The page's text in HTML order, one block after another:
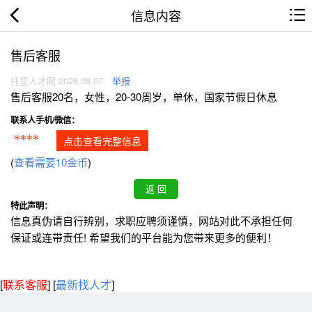
信息内容
售后客服
托里人才网 2026.08.07 举报
售后客服20名，女性，20-30周岁，单休，国家节假日休息
联系人手机/微信：
**** 点击查看完整信息
(查看需要10金币)
特此声明：
信息真伪请自行辨别，求职应聘须谨慎，网站对此不承担任何
保证或连带责任! 希望我们的平台能为您带来更多的便利！
[联系客服] [最新找人才]